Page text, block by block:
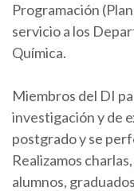
Programación
servicio a los
Química.
Miembros del DI
investigación y de
postgrado y se
Realizamos
alumnos,